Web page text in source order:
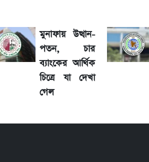
মুনাফা ও গ্রাহক বৃদ্ধি
শুরু নতুন বিতর্ক
মুনাফায় উত্থান-
পতন, চার
ব্যাংকের আর্থিক
চিত্রে যা দেখা
গেল